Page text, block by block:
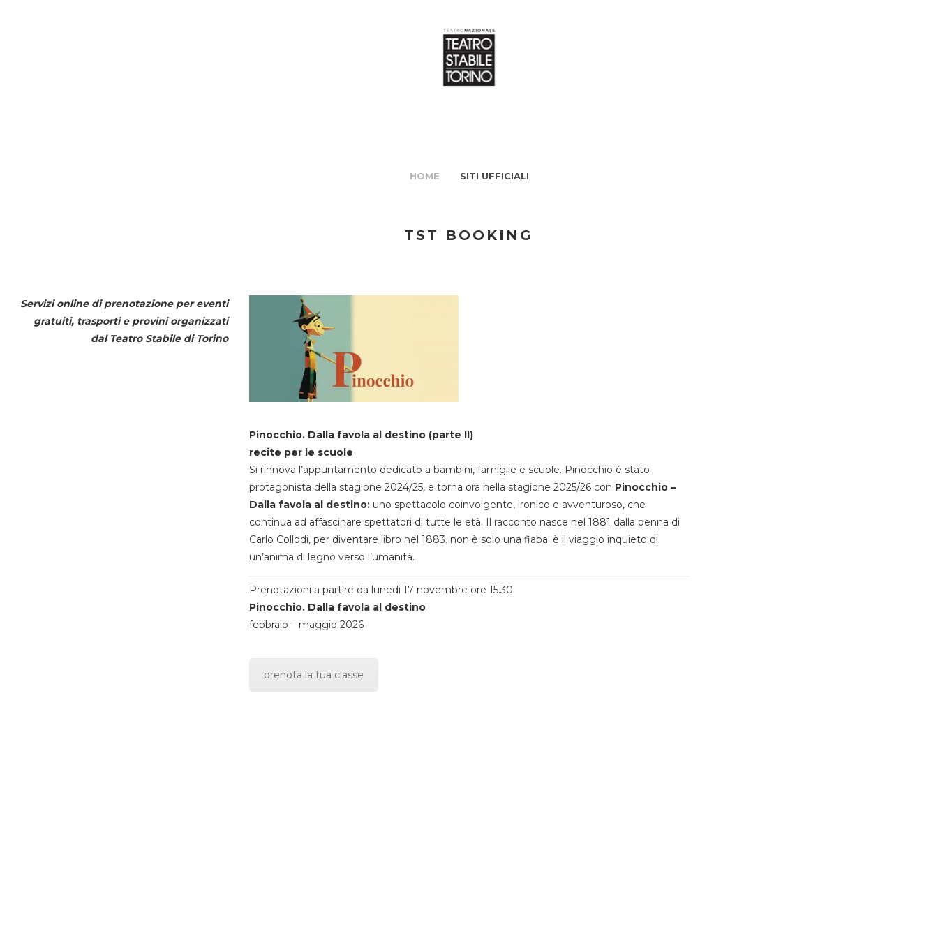
HOME SITI UFFICIALI
TST BOOKING
Servizi online di prenotazione per eventi
gratuiti, trasporti e provini organizzati
dal Teatro Stabile di Torino
Pinocchio. Dalla favola al destino (parte II)
recite per le scuole
Si rinnova l’appuntamento dedicato a bambini, famiglie e scuole. Pinocchio è stato
protagonista della stagione 2024/25, e torna ora nella stagione 2025/26 con Pinocchio –
Dalla favola al destino:uno spettacolo coinvolgente, ironico e avventuroso, che
continua ad affascinare spettatori di tutte le età. Il racconto nasce nel 1881 dalla penna di
Carlo Collodi, per diventare libro nel 1883. non è solo una fiaba: è il viaggio inquieto di
un’anima di legno verso l’umanità.
Prenotazioni a partire da lunedi 17 novembre ore 15.30
Pinocchio. Dalla favola al destino
febbraio – maggio 2026
prenota la tua classe